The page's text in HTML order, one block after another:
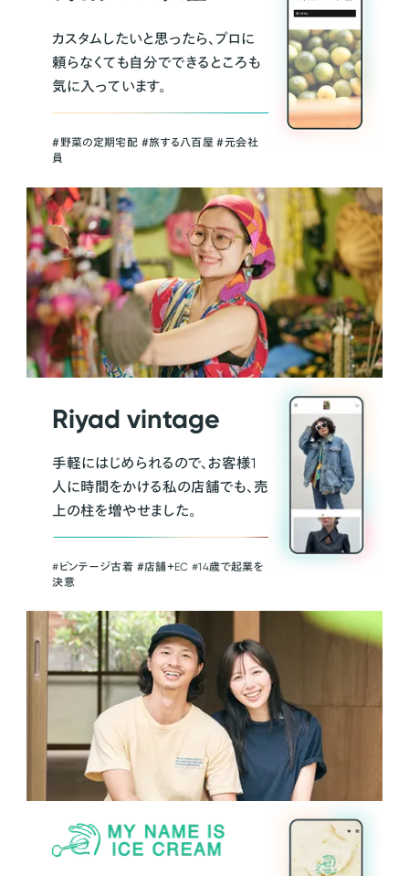
カスタムしたいと思ったら、プロに
頼らなくても自分でできるところも
気に入っています。
＃野菜の定期宅配 ＃旅する八百屋 ＃元会社
員
Riyad vintage
手軽にはじめられるので、お客様1
人に時間をかける私の店舗でも、売
上の柱を増やせました。
#ビンテージ古着 ＃店舗＋EC #14歳で起業を
決意